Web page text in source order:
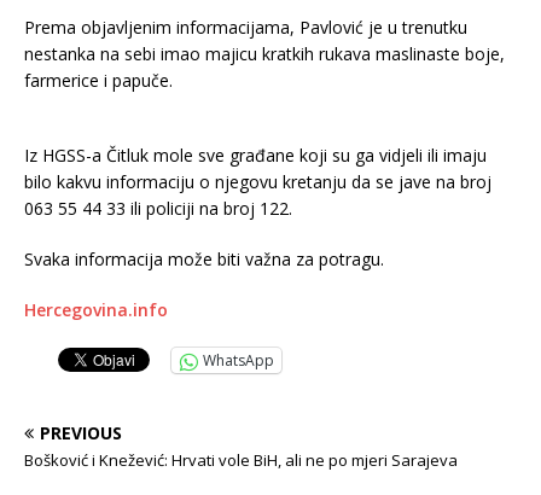
Prema objavljenim informacijama, Pavlović je u trenutku
nestanka na sebi imao majicu kratkih rukava maslinaste boje,
farmerice i papuče.
Iz HGSS-a Čitluk mole sve građane koji su ga vidjeli ili imaju
bilo kakvu informaciju o njegovu kretanju da se jave na broj
063 55 44 33 ili policiji na broj 122.
Svaka informacija može biti važna za potragu.
Hercegovina.info
WhatsApp
PREVIOUS
Bošković i Knežević: Hrvati vole BiH, ali ne po mjeri Sarajeva